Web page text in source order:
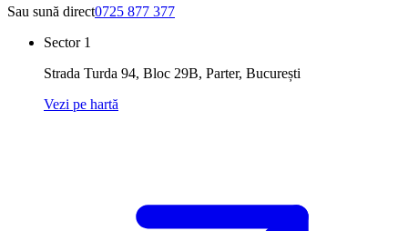
Sau sună direct0725 877 377
Sector 1
Strada Turda 94, Bloc 29B, Parter, București
Vezi pe hartă